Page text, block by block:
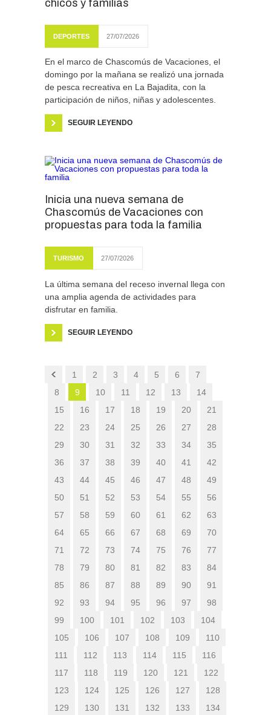
chicos y familias
DEPORTES 27/07/2026
En el marco de Chascomús de Vacaciones, el
domingo por la mañana se realizó una jornada
de pesca recreativa en La Bajadita, con la
participación de niños, niñas y adolescentes.
SEGUIR LEYENDO
Inicia una nueva semana de
Chascomús de Vacaciones con
propuestas para toda la familia
TURISMO 27/07/2026
La última semana del receso invernal llega con
una amplia agenda de actividades para
disfrutar en familia.
SEGUIR LEYENDO
1 2 3 4 5 6
7
8
9 10 11 12 13
14
15
16 17 18 19 20
21
22
23 24 25 26 27
28
29
30 31 32 33 34
35
36
37 38 39 40 41
42
43
44 45 46 47 48
49
50
51 52 53 54 55
56
57
58 59 60 61 62
63
64
65 66 67 68 69
70
71
72 73 74 75 76
77
78
79 80 81 82 83
84
85
86 87 88 89 90
91
92
93 94 95 96 97
98
99
100 101 102 103
104
105
106 107 108 109
110
111
112 113 114 115
116
117
118 119 120 121
122
123
124 125 126 127
128
129
130 131 132 133
134